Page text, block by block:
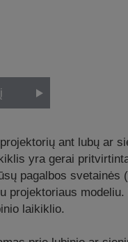
ant lubų ar
yra gerai
pagalbos svetainės
projektoriaus
laikiklio.